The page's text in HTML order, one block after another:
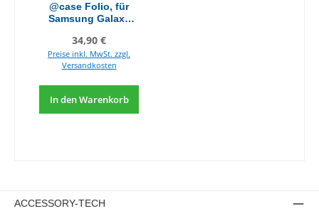
@case Folio, für
Samsung Galaxy
Regulärer Preis:
34,90 €
Preise inkl. MwSt. zzgl.
Versandkosten
In den Warenkorb
ACCESSORY-TECH